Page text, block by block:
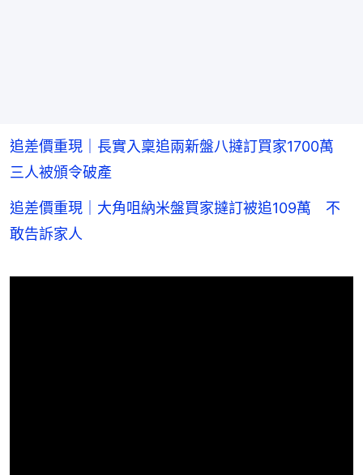
追差價重現｜長實入稟追兩新盤八撻訂買家1700萬
三人被頒令破產
追差價重現｜大角咀納米盤買家撻訂被追109萬 不
敢告訴家人